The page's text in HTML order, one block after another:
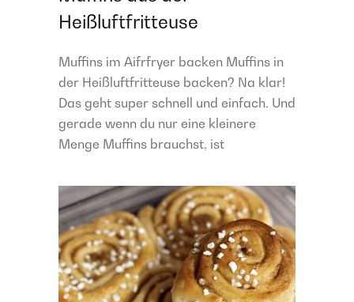
Heißluftfritteuse
Muffins im Aifrfryer backen Muffins in
der Heißluftfritteuse backen? Na klar!
Das geht super schnell und einfach. Und
gerade wenn du nur eine kleinere
Menge Muffins brauchst, ist